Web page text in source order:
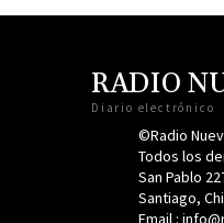
RADIO
Diario electrónico
©Radio
Todos los
San Pablo
Santiago,
Email :